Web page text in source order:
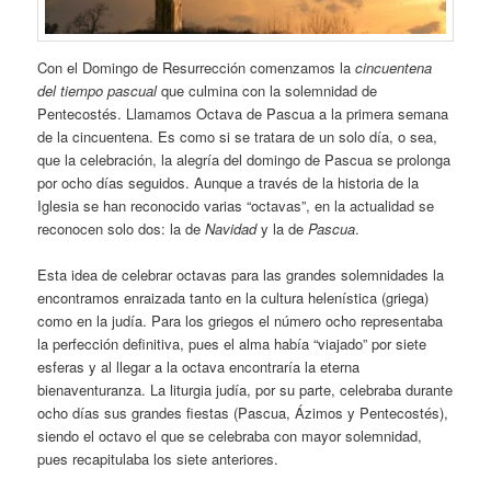
Con el Domingo de Resurrección comenzamos lacincuentena
del tiempo pascualque culmina con la solemnidad de
Pentecostés. Llamamos Octava de Pascua a la primera semana
de la cincuentena. Es como si se tratara de un solo día, o sea,
que la celebración, la alegría del domingo de Pascua se prolonga
por ocho días seguidos. Aunque a través de la historia de la
Iglesia se han reconocido varias “octavas”, en la actualidad se
reconocen solo dos: la deNavidady la dePascua.
Esta idea de celebrar octavas para las grandes solemnidades la
encontramos enraizada tanto en la cultura helenística (griega)
como en la judía. Para los griegos el número ocho representaba
la perfección definitiva, pues el alma había “viajado” por siete
esferas y al llegar a la octava encontraría la eterna
bienaventuranza. La liturgia judía, por su parte, celebraba durante
ocho días sus grandes fiestas (Pascua, Ázimos y Pentecostés),
siendo el octavo el que se celebraba con mayor solemnidad,
pues recapitulaba los siete anteriores.